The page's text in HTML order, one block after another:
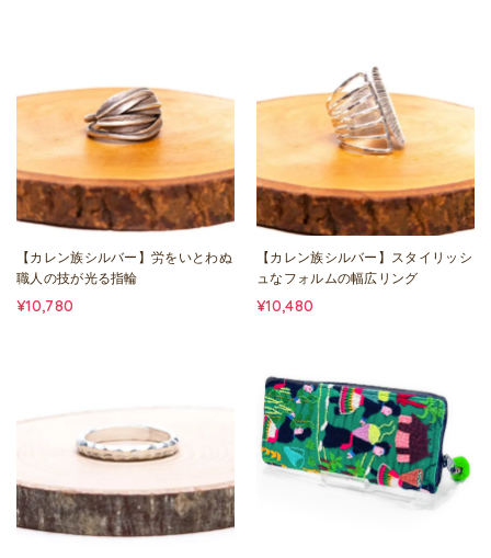
【カレン族シルバー】労をいとわぬ
職人の技が光る指輪
¥10,780
【カレン族シルバー】スタイリッシ
ュなフォルムの幅広リング
¥10,480